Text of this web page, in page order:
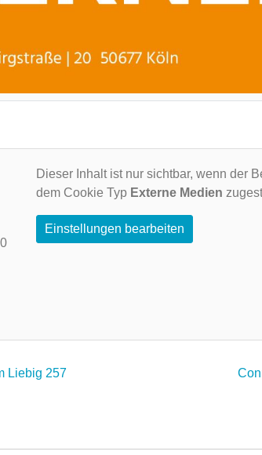
Dieser Inhalt ist nur sichtbar, wenn der
dem Cookie Typ Externe Medien
Einstellungen bearbeiten
Liebig 257